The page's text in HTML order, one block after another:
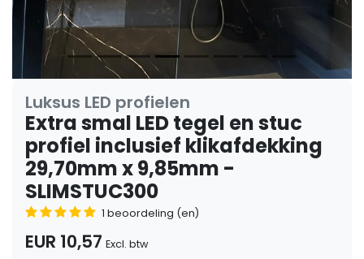
Luksus LED profielen
Extra smal LED tegel en stuc
profiel inclusief klikafdekking
29,70mm x 9,85mm -
SLIMSTUC300
1 beoordeling (en)
EUR 10,57 Excl. btw